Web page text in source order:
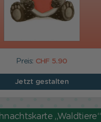
Preis: CHF 5.90
Jetzt gestalten
„Waldtiere“